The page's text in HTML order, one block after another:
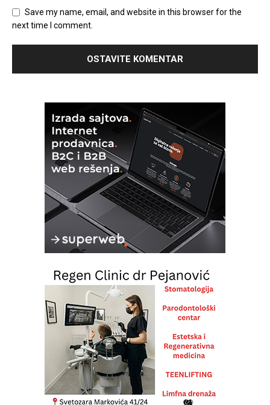
Save my name, email, and website in this browser for the
next time I comment.